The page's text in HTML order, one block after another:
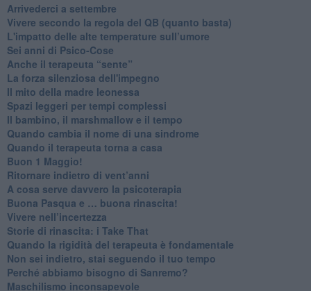
​Arrivederci a settembre
​Vivere secondo la regola del QB (quanto basta)
​L'impatto delle alte temperature sull’umore
Sei anni di Psico-Cose
​Anche il terapeuta “sente”
​La forza silenziosa dell'impegno
​Il mito della madre leonessa
Spazi leggeri per tempi complessi
Il bambino, il marshmallow e il tempo
​Quando cambia il nome di una sindrome
​Quando il terapeuta torna a casa
​Buon 1 Maggio!
Ritornare indietro di vent’anni
​A cosa serve davvero la psicoterapia
​Buona Pasqua e … buona rinascita!
​Vivere nell’incertezza
​Storie di rinascita: i Take That
​Quando la rigidità del terapeuta è fondamentale
​Non sei indietro, stai seguendo il tuo tempo
​Perché abbiamo bisogno di Sanremo?
​Maschilismo inconsapevole